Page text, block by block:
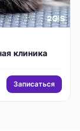
клиника
Записаться